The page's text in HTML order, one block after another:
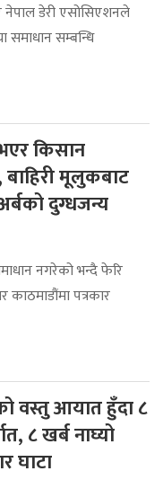
नेपाल डेरी एसोसिएशनले
समाधान सम्बन्धि
किसान
मूलुकबाट
दुग्धजन्य
नगरेको भन्दै फेरि
पत्रकार
वस्तु आयात हुँदा ८
८ खर्ब नाघ्यो
घाटा